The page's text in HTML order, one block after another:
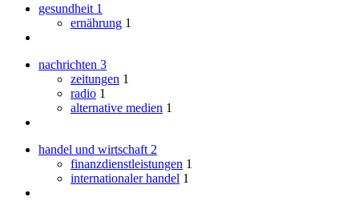
gesundheit 1
ernährung 1
nachrichten 3
zeitungen 1
radio 1
alternative medien 1
handel und wirtschaft 2
finanzdienstleistungen 1
internationaler handel 1